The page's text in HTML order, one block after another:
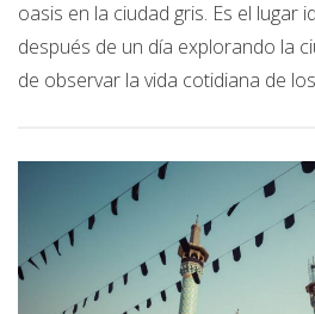
oasis en la ciudad gris. Es el lugar
después de un día explorando la
de observar la vida cotidiana de